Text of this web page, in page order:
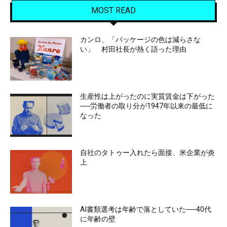
MOST READ
カンロ、「パッケージの色は減らさな
い」 村田社長が熱く語った理由
生産性は上がったのに実質賃金は下がった
──労働者の取り分が1947年以来の最低に
なった
自社のタトゥー入れたら面接、米企業が炎
上
AI書類選考は年齢で落としていた──40代
に年齢の壁